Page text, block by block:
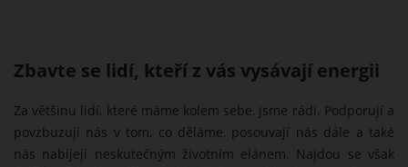
Zbavte se lidí, kteří z vás vysávají energii
Za většinu lidí, které máme kolem sebe, jsme rádi. Podporují a
povzbuzují nás v tom, co děláme, posouvají nás dále a také
nás nabíjejí neskutečným životním elánem. Najdou se však